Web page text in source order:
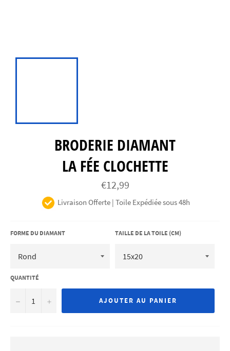
BRODERIE DIAMANT
LA FÉE CLOCHETTE
Prix
régulier
€12,99
Livraison Offerte | Toile Expédiée sous 48h
FORME DU DIAMANT TAILLE DE LA TOILE (CM)
QUANTITÉ
− + AJOUTER AU PANIER